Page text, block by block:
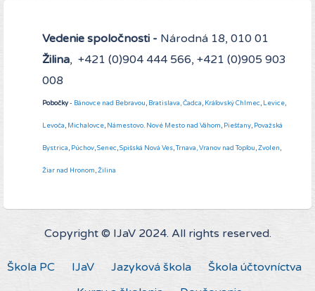
Vedenie spoločnosti - Národná 18, 010 01
Žilina, +421 (0)904 444 566, +421 (0)905 903
008
Pobočky- Bánovce nad Bebravou, Bratislava,Čadca, Kráľovský Chlmec, Levice,
Levoča, Michalovce, Námestovo. Nové Mesto nad Váhom, Piešťany, Považská
Bystrica, Púchov,Senec,Spišská Nová Ves,Trnava,Vranov nad Topľou,Zvolen,
Žiar nad Hronom,Žilina
Copyright © IJaV 2024. All rights reserved.
Škola PC IJaV Jazyková škola
Škola účtovníctva